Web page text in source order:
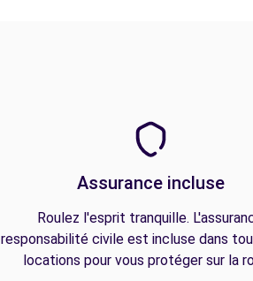
Assurance incluse
Roulez l'esprit tranquille.
responsabilité civile est incluse dans
locations pour vous protéger sur la